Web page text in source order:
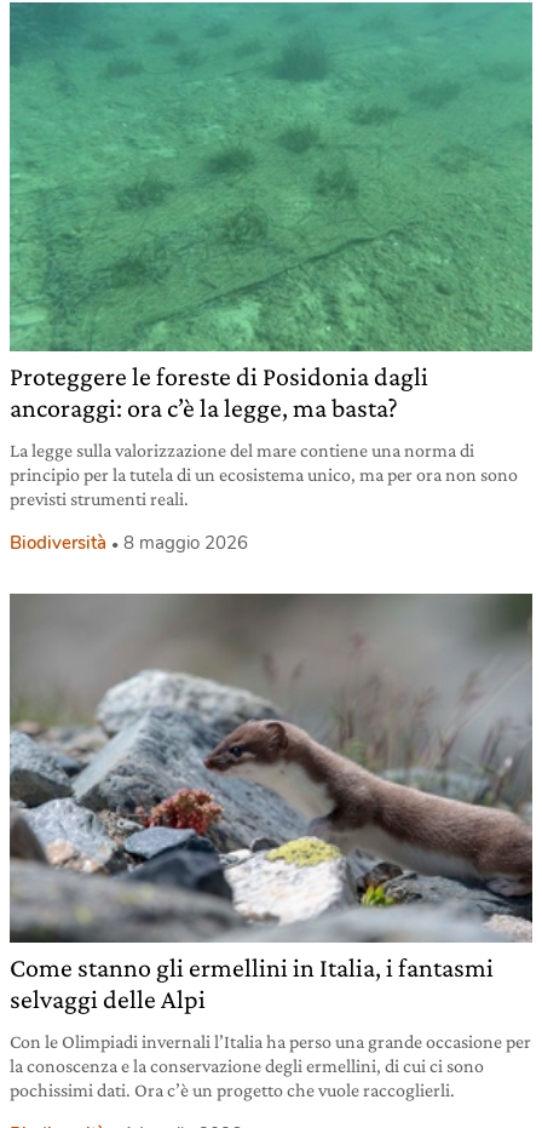
Proteggere le foreste di Posidonia dagli
ancoraggi: ora c’è la legge, ma basta?
La legge sulla valorizzazione del mare contiene una norma di
principio per la tutela di un ecosistema unico, ma per ora non sono
previsti strumenti reali.
Biodiversità 8 maggio 2026
Come stanno gli ermellini in Italia, i fantasmi
selvaggi delle Alpi
Con le Olimpiadi invernali l’Italia ha perso una grande occasione per
la conoscenza e la conservazione degli ermellini, di cui ci sono
pochissimi dati. Ora c’è un progetto che vuole raccoglierli.